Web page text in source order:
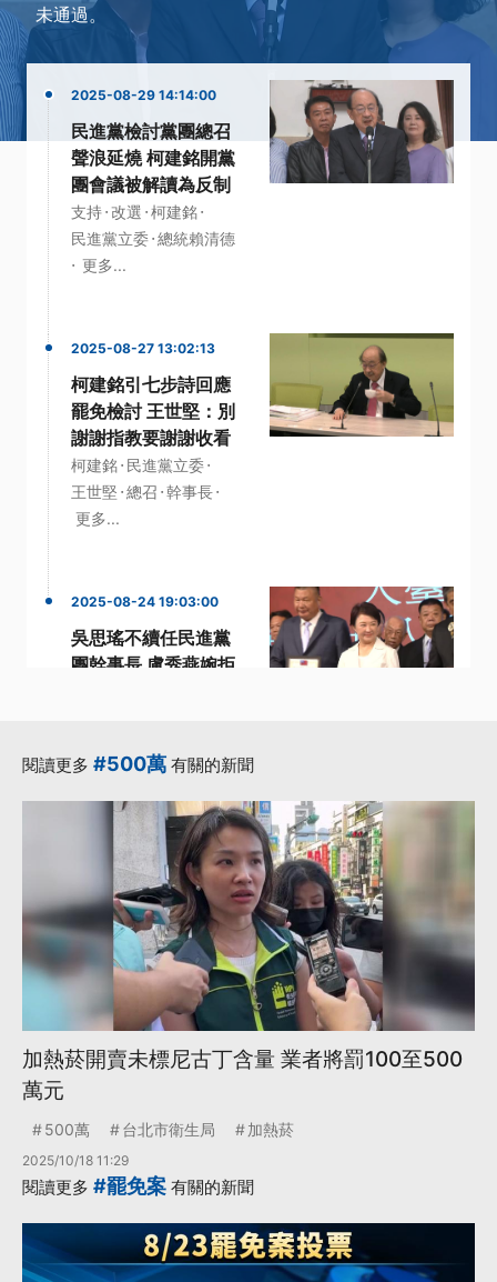
未通過。
2025-08-29 14:14:00
民進黨檢討黨團總召
聲浪延燒 柯建銘開黨
團會議被解讀為反制
支持·改選 ·柯建銘·
民進黨立委·總統賴清德
· 更多...
2025-08-27 13:02:13
柯建銘引七步詩回應
罷免檢討 王世堅：別
謝謝指教要謝謝收看
柯建銘· 民進黨立委·
王世堅 ·總召 ·幹事長·
更多...
2025-08-24 19:03:00
吳思瑤不續任民進黨
團幹事長 盧秀燕婉拒
更多...
閱讀更多 #500萬 有關的新聞
加熱菸開賣未標尼古丁含量 業者將罰100至500
萬元
500萬 台北市衛生局 加熱菸
2025/10/18 11:29
閱讀更多 #罷免案 有關的新聞